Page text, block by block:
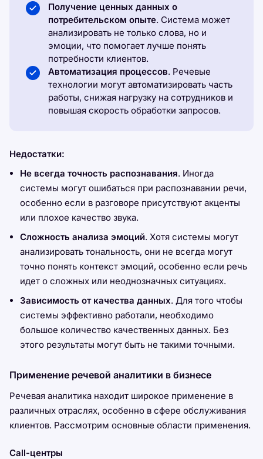
Получение ценных данных о
потребительском опыте. Система может
анализировать не только слова, но и
эмоции, что помогает лучше понять
потребности клиентов.
Автоматизация процессов. Речевые
технологии могут автоматизировать часть
работы, снижая нагрузку на сотрудников и
повышая скорость обработки запросов.
Недостатки:
Не всегда точность распознавания. Иногда
системы могут ошибаться при распознавании речи,
особенно если в разговоре присутствуют акценты
или плохое качество звука.
Сложность анализа эмоций. Хотя системы могут
анализировать тональность, они не всегда могут
точно понять контекст эмоций, особенно если речь
идет о сложных или неоднозначных ситуациях.
Зависимость от качества данных. Для того чтобы
системы эффективно работали, необходимо
большое количество качественных данных. Без
этого результаты могут быть не такими точными.
Применение речевой аналитики в бизнесе
Речевая аналитика находит широкое применение в
различных отраслях, особенно в сфере обслуживания
клиентов. Рассмотрим основные области применения.
Call-центры